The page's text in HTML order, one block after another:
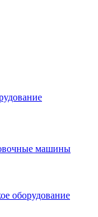
машины
оборудование